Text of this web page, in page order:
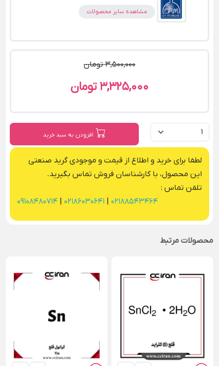
مشاهده سایر محصولات
3,500,000 تومان
3,325,000 تومان
افزودن به سبد خرید
لطفا برای خرید و اطلاع از قیمت و موجودی گرید صنعتی
این محصول، با کارشناسان فروش تماس بگیرید.
تلفن تماس :
02188543464
02186030641
09108480714
محصولات مرتبط